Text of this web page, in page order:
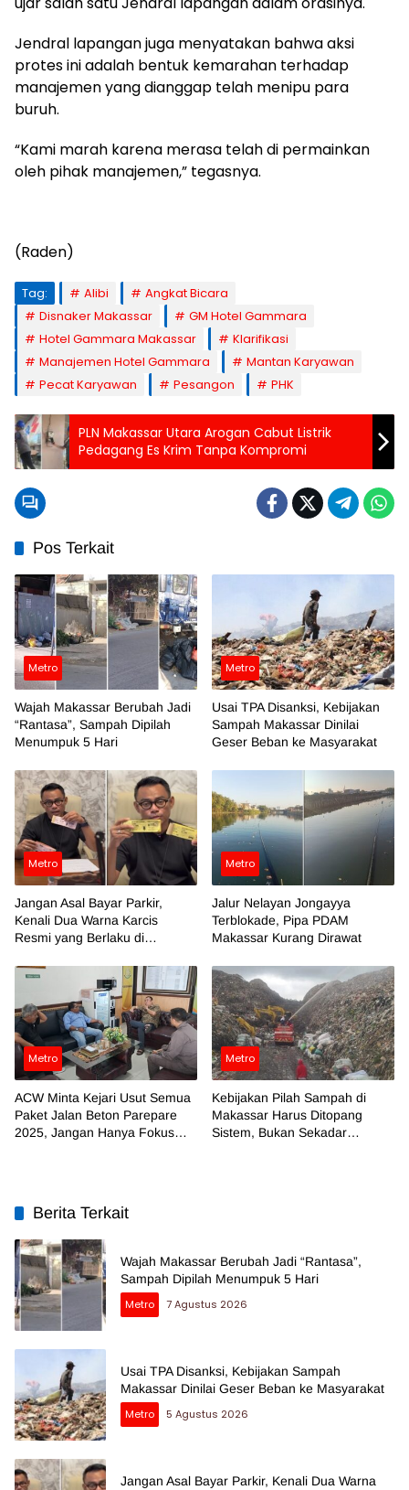
Jendral lapangan juga menyatakan bahwa aksi
protes ini adalah bentuk kemarahan terhadap
manajemen yang dianggap telah menipu para
buruh.
“Kami marah karena merasa telah di permainkan
oleh pihak manajemen,” tegasnya.
(Raden)
Tag: Alibi
Angkat Bicara
Disnaker Makassar
GM Hotel Gammara
Hotel Gammara Makassar
Klarifikasi
Manajemen Hotel Gammara
Mantan Karyawan
Pecat Karyawan
Pesangon PHK
PLN Makassar Utara Arogan Cabut Listrik
Pedagang Es Krim Tanpa Kompromi
Pos Terkait
Metro
Wajah Makassar Berubah Jadi
“Rantasa”, Sampah Dipilah
Menumpuk 5 Hari
Metro
Usai TPA Disanksi, Kebijakan
Sampah Makassar Dinilai
Geser Beban ke Masyarakat
Metro
Jangan Asal Bayar Parkir,
Kenali Dua Warna Karcis
Resmi yang Berlaku di
Metro
Jalur Nelayan Jongayya
Terblokade, Pipa PDAM
Makassar Kurang Dirawat
Metro
ACW Minta Kejari Usut Semua
Paket Jalan Beton Parepare
2025, Jangan Hanya Fokus
Metro
Kebijakan Pilah Sampah di
Makassar Harus Ditopang
Sistem, Bukan Sekadar
Berita Terkait
Wajah Makassar Berubah Jadi “Rantasa”,
Sampah Dipilah Menumpuk 5 Hari
Metro
7 Agustus 2026
Usai TPA Disanksi, Kebijakan Sampah
Makassar Dinilai Geser Beban ke Masyarakat
Metro
5 Agustus 2026
Jangan Asal Bayar Parkir, Kenali Dua Warna